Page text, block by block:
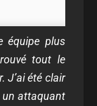
équipe plus
tout le
J’ai été clair
un attaquant